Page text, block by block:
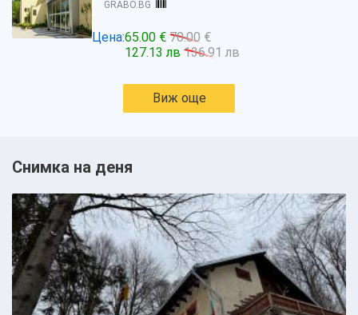
GRABO.BG
Цена:65.00 € 70.00 €
127.13 лв 136.91 лв
Виж още
Снимка на деня